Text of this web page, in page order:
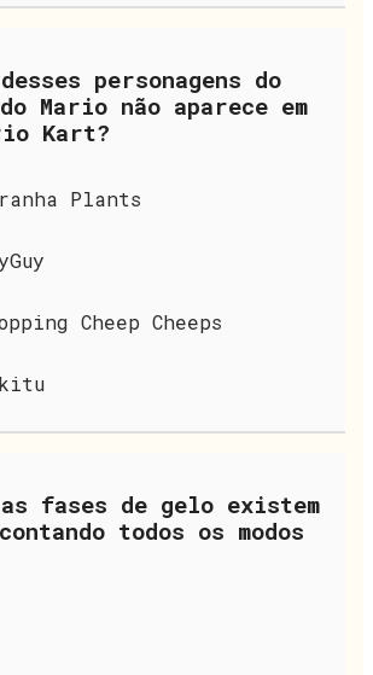
personagens do
Mario não aparece em
Kart?
Plants
Cheep Cheeps
fases de gelo existem
todos os modos